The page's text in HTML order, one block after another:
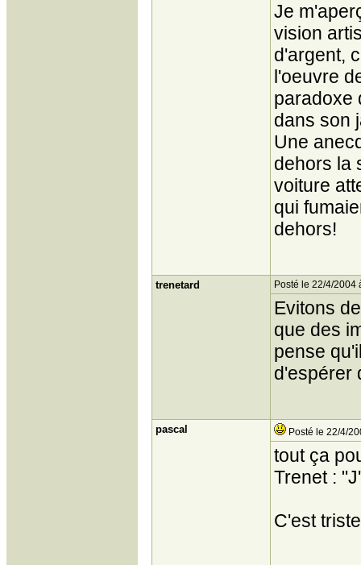
Je
vision
d'argent,
l'oeuvre
paradoxe
dans son
Une
dehors la
voiture
qui
dehors!
trenetard Posté le 22/4/2004
Evitons
que des
pense
d'espérer
pascal Posté le 22/4/
tout ça
Trenet :
C'est